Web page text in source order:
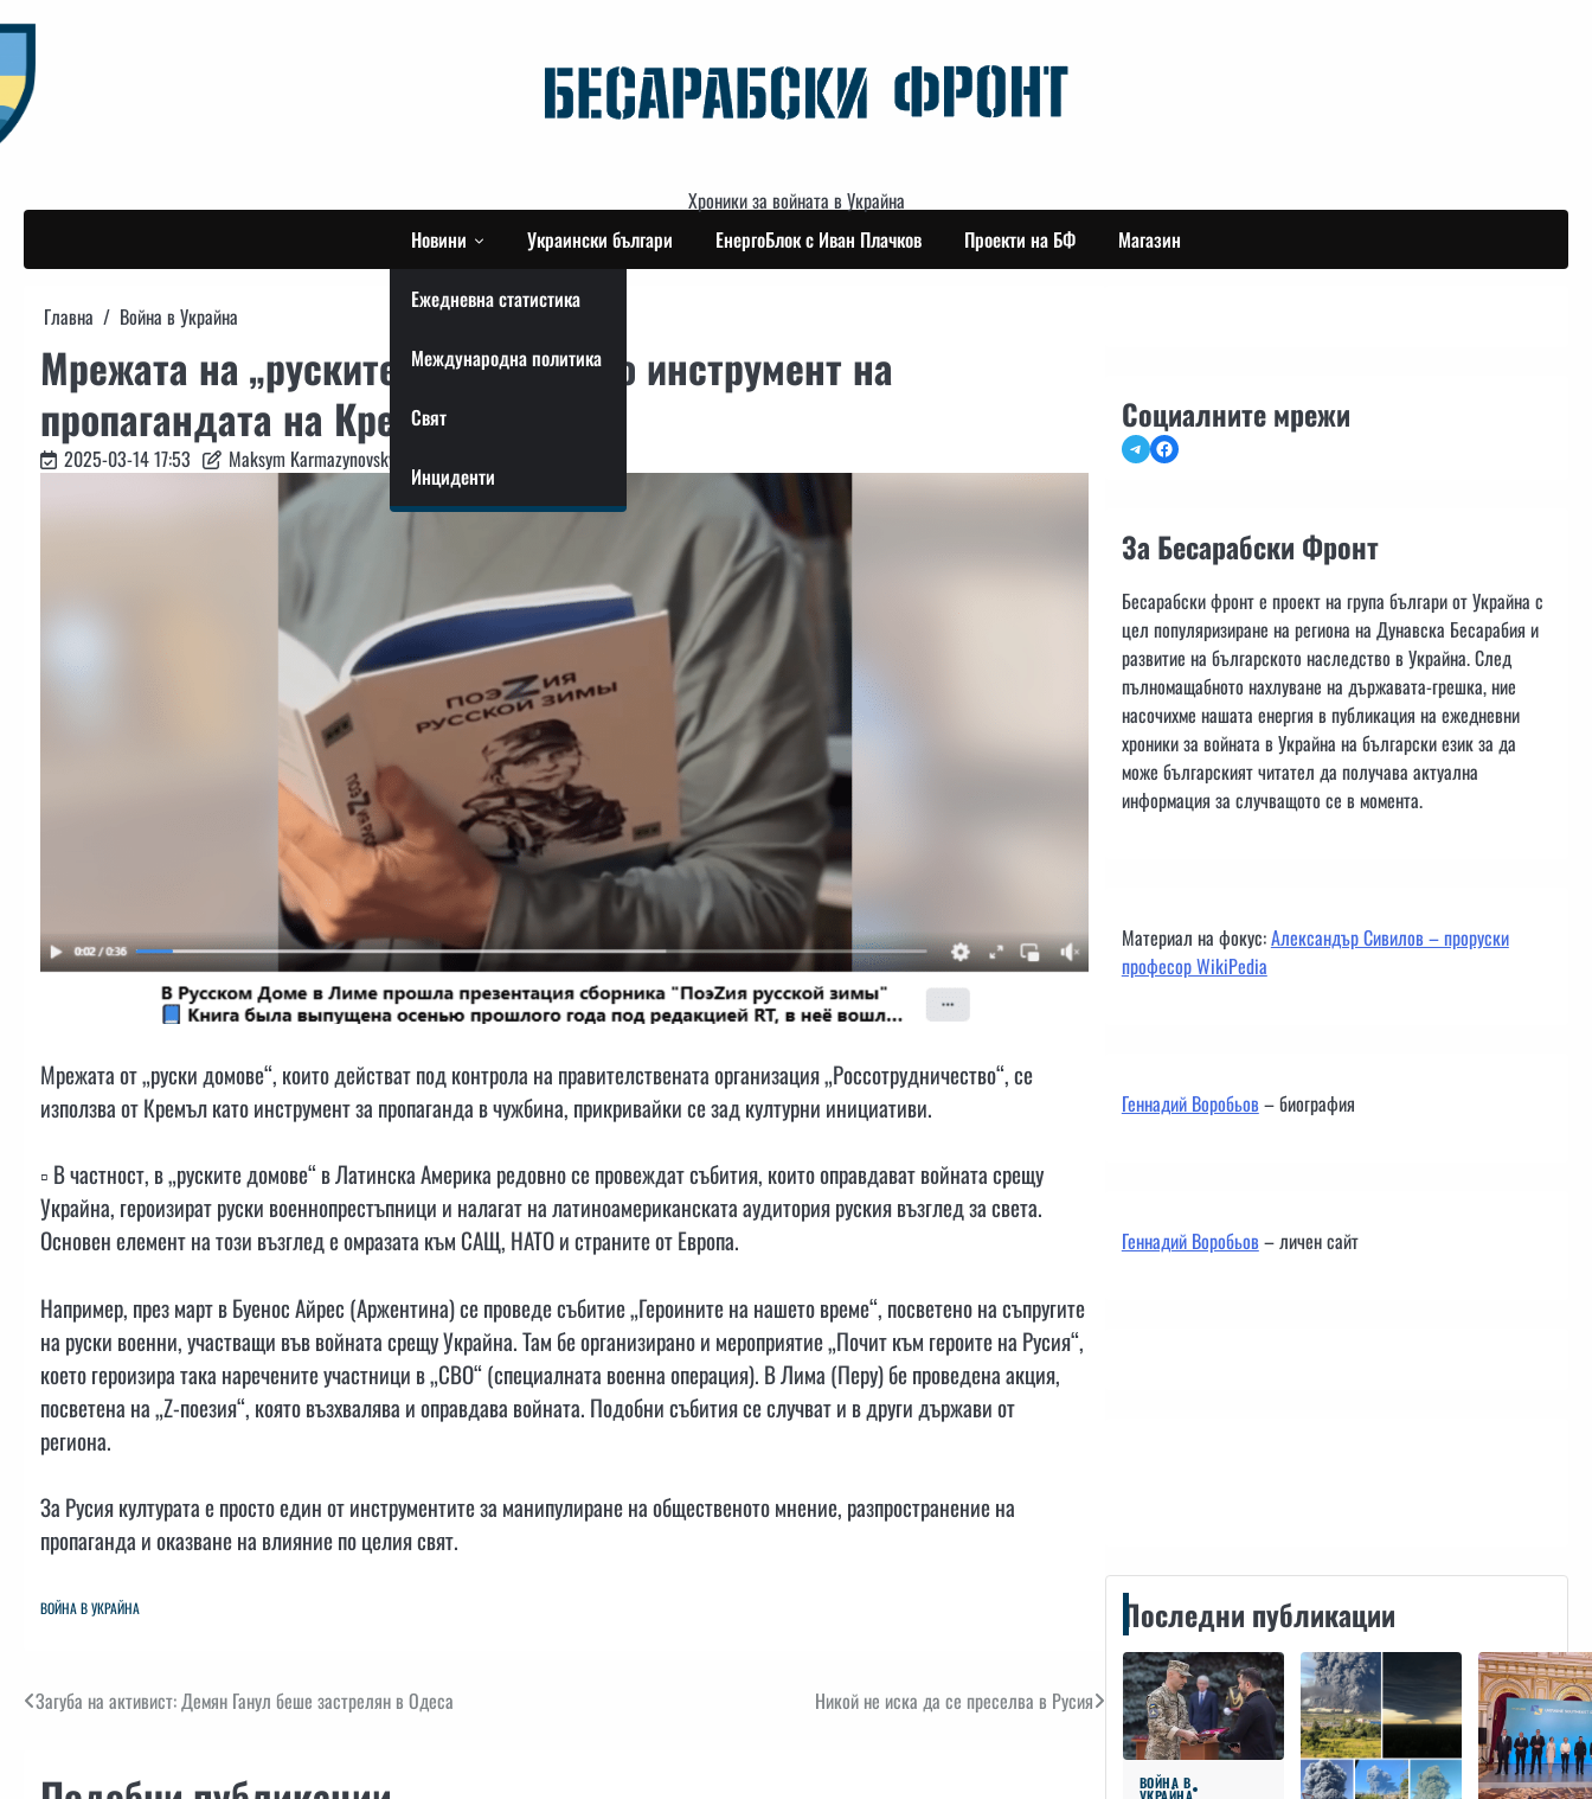
to
content
Хроники за войната в Украйна
Новини
Ежедневна статистика
Международна политика
Свят
Инциденти
Украински българи ЕнергоБлок с Иван Плачков Проекти на БФ Магазин
Главна Война в Украйна
Мрежата на „руските домове“ като инструмент на
пропагандата на Кремъл
2025-03-14 17:53 Maksym Karmazynovskyi
Мрежата от „руски домове“, които действат под контрола на правителствената организация „Россотрудничество“, се
използва от Кремъл като инструмент за пропаганда в чужбина, прикривайки се зад културни инициативи.
▫️ В частност, в „руските домове“ в Латинска Америка редовно се провеждат събития, които оправдават войната срещу
Украйна, героизират руски военнопрестъпници и налагат на латиноамериканската аудитория руския възглед за света.
Основен елемент на този възглед е омразата към САЩ, НАТО и страните от Европа.
Например, през март в Буенос Айрес (Аржентина) се проведе събитие „Героините на нашето време“, посветено на съпругите
на руски военни, участващи във войната срещу Украйна. Там бе организирано и мероприятие „Почит към героите на Русия“,
което героизира така наречените участници в „СВО“ (специалната военна операция). В Лима (Перу) бе проведена акция,
посветена на „Z-поезия“, която възхвалява и оправдава войната. Подобни събития се случват и в други държави от
региона.
За Русия културата е просто един от инструментите за манипулиране на общественото мнение, разпространение на
пропаганда и оказване на влияние по целия свят.
ВОЙНА В УКРАЙНА
Навигация
Загуба на активист: Демян Ганул беше застрелян в Одеса Никой не иска да се преселва в Русия
Социалните мрежи
TelegramFacebook
За Бесарабски Фронт
Бесарабски фронт е проект на група българи от Украйна с
цел популяризиране на региона на Дунавска Бесарабия и
развитие на българското наследство в Украйна. След
пълномащабното нахлуване на държавата-грешка, ние
насочихме нашата енергия в публикация на ежедневни
хроники за войната в Украйна на български език за да
може българският читател да получава актуална
информация за случващото се в момента.
Материал на фокус:Александър Сивилов – проруски
професор WikiPedia
Геннадий Воробьов– биография
Геннадий Воробьов– личен сайт
Последни публикации
ВОЙНА В
УКРАЙНА